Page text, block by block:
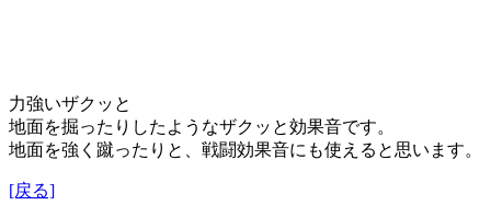
力強いザクッと
地面を掘ったりしたようなザクッと効果音です。
地面を強く蹴ったりと、戦闘効果音にも使えると思います。
[戻る]